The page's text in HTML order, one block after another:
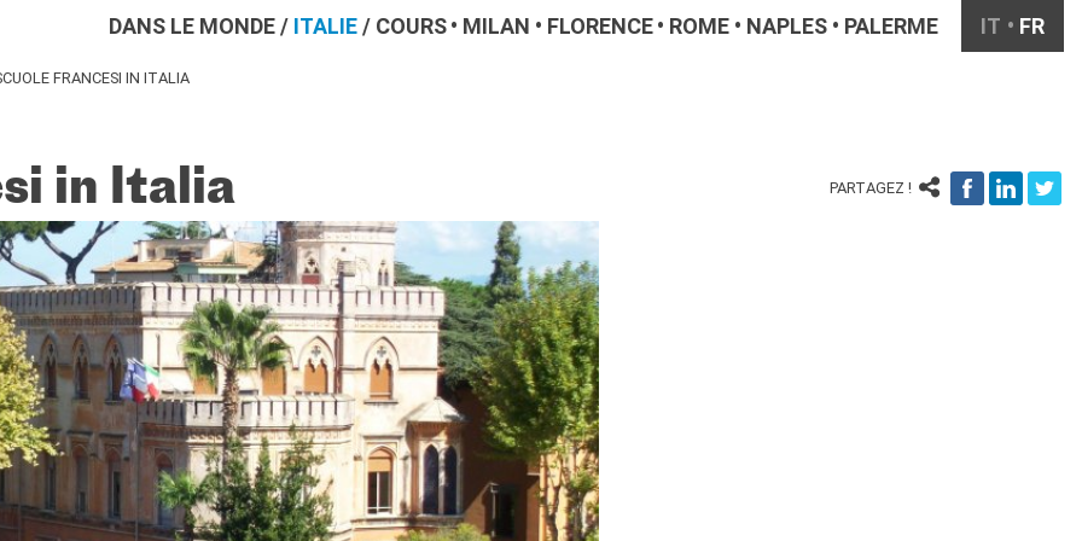
DANS LE MONDE/ ITALIE/ COURS MILAN FLORENCE ROME NAPLES PALERME IT FR
FRANCESI IN ITALIA
in Italia PARTAGEZ !